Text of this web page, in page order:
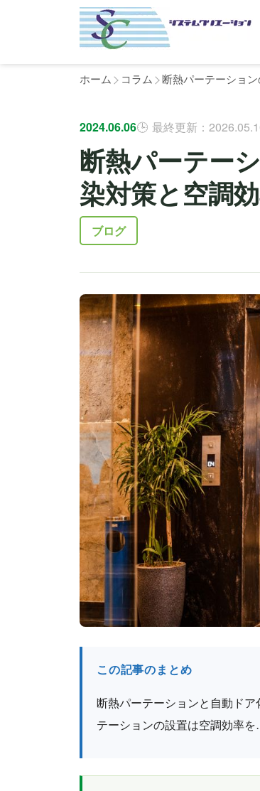
ホーム コラム 断熱パーテーショ
2024.06.06 最終更新：
断熱パーテー
染対策と空調
ブログ
この記事のまとめ
断熱パーテーションと自動ド
テーションの設置は空調効率